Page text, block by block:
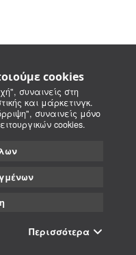
cookies
συναινείς στη
και μάρκετινγκ.
συναινείς μόνο
cookies.
Περισσότερα